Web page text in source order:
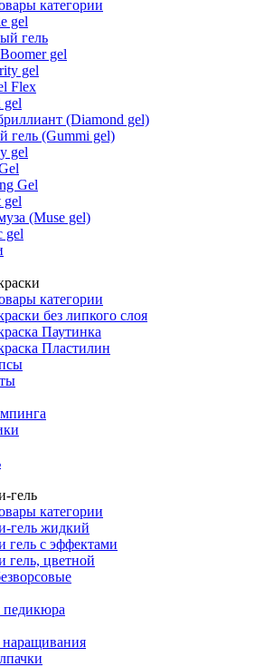
категории
gel
гель
gel
gel
Flex
gel
(Diamond gel)
гель (Gummi gel)
gel
Gel
gel
(Muse gel)
gel
категории
без липкого слоя
Паутинка
Пластилин
гель
категории
гель жидкий
гель с эффектами
гель, цветной
педикюра